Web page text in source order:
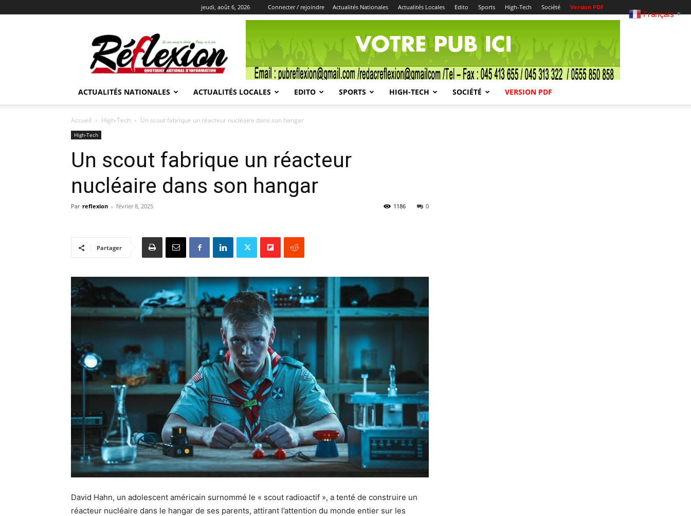
jeudi, août 6, 2026 Connecter / rejoindre Actualités Nationales Actualités Locales Edito Sports High-Tech Société Version PDF
REFLEXION
ACTUALITÉS NATIONALES ACTUALITÉS LOCALES EDITO SPORTS HIGH-TECH SOCIÉTÉ VERSION PDF
Accueil High-Tech Un scout fabrique un réacteur nucléaire dans son hangar
High-Tech
Un scout fabrique un réacteur
nucléaire dans son hangar
Par reflexion - février 8, 2025 0
1186
Partager
David Hahn, un adolescent américain surnommé le « scout radioactif », a tenté de construire un
réacteur nucléaire dans le hangar de ses parents, attirant l’attention du monde entier sur les
Français ▼